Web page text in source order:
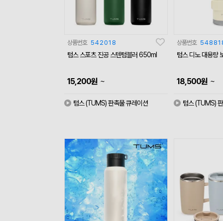
상품번호 542018
텀스 스포츠 진공 스텐텀블러 650ml
15,200원 ~
텀스 (TUMS) 판촉물 큐레이션
상품번호
텀스 디노 대용량
18,500원 ~
텀스 (TUMS)